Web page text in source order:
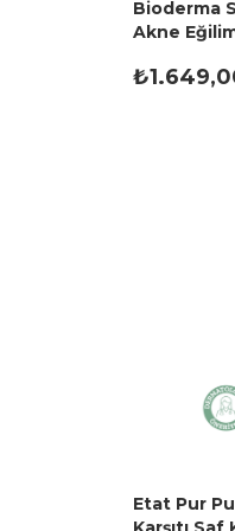
Bioderma
Akne
Etat Pur